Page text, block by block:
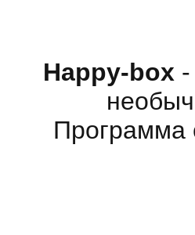
Happy-box
Программа